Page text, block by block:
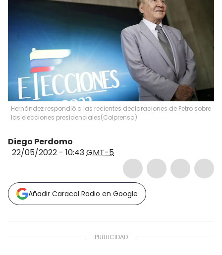
Hernández respondió a las recientes declaraciones de Petro sobre
las elecciones presidenciales(Colprensa)
Diego Perdomo
22/05/2022 - 10:43GMT-5
Añadir Caracol Radio en Google